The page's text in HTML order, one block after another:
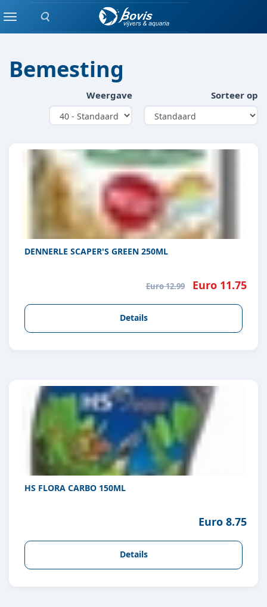
Zoeken
MenuAQUASCAPING
Bemesting
Weergave Sorteer op
DENNERLE SCAPER'S GREEN 250ML
Euro 12.99 Euro 11.75
Details
HS FLORA CARBO 150ML
Euro 8.75
Details